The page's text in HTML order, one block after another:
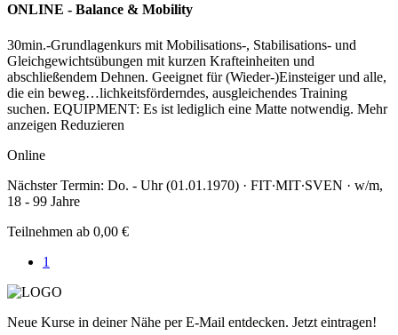
ONLINE - Balance & Mobility
30min.-Grundlagenkurs mit Mobilisations-, Stabilisations- und
Gleichgewichtsübungen mit kurzen Krafteinheiten und
abschließendem Dehnen. Geeignet für (Wieder-)Einsteiger und alle,
die ein beweg…lichkeitsförderndes, ausgleichendes Training
suchen. EQUIPMENT: Es ist lediglich eine Matte notwendig. Mehr
anzeigen Reduzieren
Online
Nächster Termin: Do. - Uhr (01.01.1970) · FIT∙MIT∙SVEN · w/m,
18 - 99 Jahre
Teilnehmen ab 0,00 €
1
Neue Kurse in deiner Nähe per E-Mail entdecken. Jetzt eintragen!